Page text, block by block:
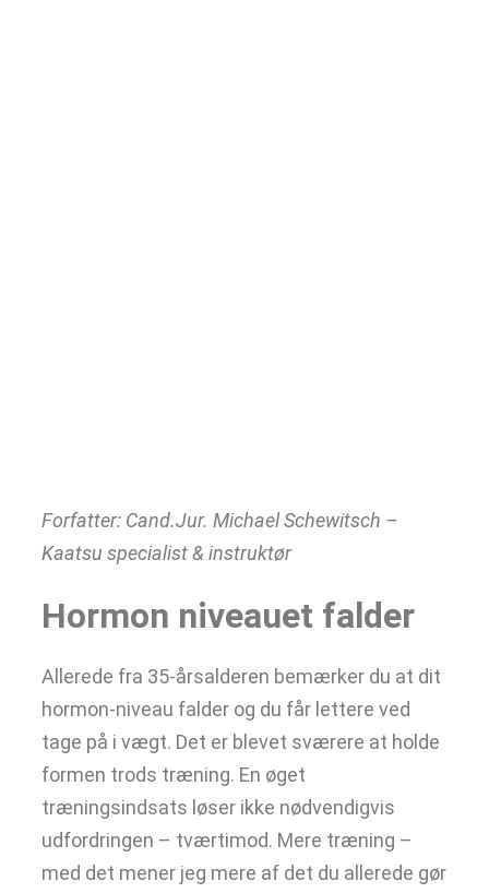
Forfatter: Cand.Jur. Michael Schewitsch –
Kaatsu specialist & instruktør
Hormon niveauet falder
Allerede fra 35-årsalderen bemærker du at dit
hormon-niveau falder og du får lettere ved
tage på i vægt. Det er blevet sværere at holde
formen trods træning. En øget
træningsindsats løser ikke nødvendigvis
udfordringen – tværtimod. Mere træning –
med det mener jeg mere af det du allerede gør